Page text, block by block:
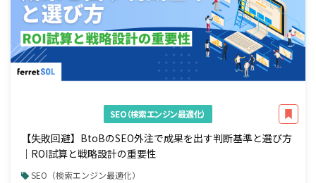
SEO（検索エンジン最適化）
【失敗回避】BtoBのSEO外注で成果を出す判断基準と選び方
｜ROI試算と戦略設計の重要性
SEO（検索エンジン最適化）